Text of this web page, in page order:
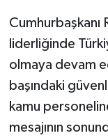
liderliğinde
olmaya devam
başındaki
kamu
mesajının